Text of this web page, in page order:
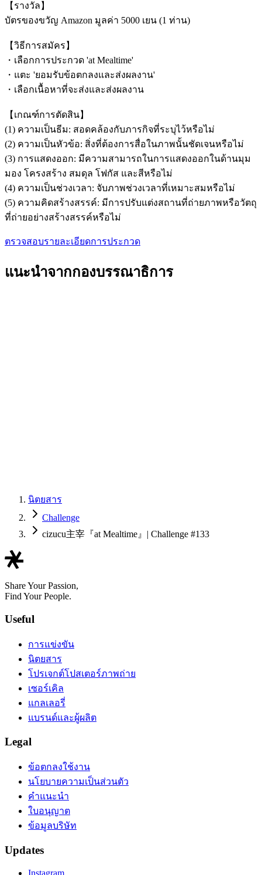
【รางวัล】
บัตรของขวัญ Amazon มูลค่า 5000 เยน (1 ท่าน)
【วิธีการสมัคร】
・เลือกการประกวด 'at Mealtime'
・แตะ 'ยอมรับข้อตกลงและส่งผลงาน'
・เลือกเนื้อหาที่จะส่งและส่งผลงาน
【เกณฑ์การตัดสิน】
(1) ความเป็นธีม: สอดคล้องกับภารกิจที่ระบุไว้หรือไม่
(2) ความเป็นหัวข้อ: สิ่งที่ต้องการสื่อในภาพนั้นชัดเจนหรือไม่
(3) การแสดงออก: มีความสามารถในการแสดงออกในด้านมุม
มอง โครงสร้าง สมดุล โฟกัส และสีหรือไม่
(4) ความเป็นช่วงเวลา: จับภาพช่วงเวลาที่เหมาะสมหรือไม่
(5) ความคิดสร้างสรรค์: มีการปรับแต่งสถานที่ถ่ายภาพหรือวัตถุ
ที่ถ่ายอย่างสร้างสรรค์หรือไม่
ตรวจสอบรายละเอียดการประกวด
แนะนำจากกองบรรณาธิการ
นิตยสาร
Challenge
cizucu主宰『at Mealtime』| Challenge #133
Share Your Passion,
Find Your People.
Useful
การแข่งขัน
นิตยสาร
โปรเจกต์โปสเตอร์ภาพถ่าย
เซอร์เคิล
แกลเลอรี่
แบรนด์และผู้ผลิต
Legal
ข้อตกลงใช้งาน
นโยบายความเป็นส่วนตัว
คำแนะนำ
ใบอนุญาต
ข้อมูลบริษัท
Updates
Instagram